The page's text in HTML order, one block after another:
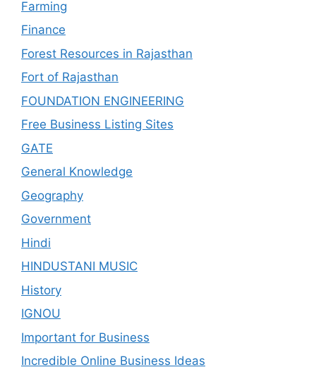
Farming
Finance
Forest Resources in Rajasthan
Fort of Rajasthan
FOUNDATION ENGINEERING
Free Business Listing Sites
GATE
General Knowledge
Geography
Government
Hindi
HINDUSTANI MUSIC
History
IGNOU
Important for Business
Incredible Online Business Ideas